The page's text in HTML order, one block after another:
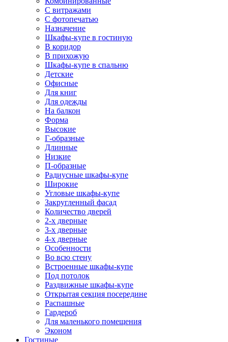
С витражами
С фотопечатью
Назначение
Шкафы-купе в гостиную
В коридор
В прихожую
Шкафы-купе в спальню
Детские
Офисные
Для книг
Для одежды
На балкон
Форма
Высокие
Г-образные
Длинные
Низкие
П-образные
Радиусные шкафы-купе
Широкие
Угловые шкафы-купе
Закругленный фасад
Количество дверей
2-х дверные
3-х дверные
4-х дверные
Особенности
Во всю стену
Встроенные шкафы-купе
Под потолок
Раздвижные шкафы-купе
Открытая секция посередине
Распашные
Гардероб
Для маленького помещения
Эконом
Гостиные